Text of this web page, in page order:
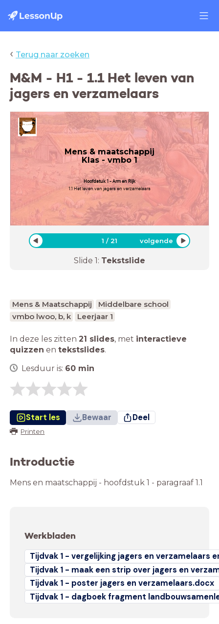
‹ Terug naar zoeken
M&M - H1 - 1.1 Het leven van
jagers en verzamelaars
Mens & maatschappij
Klas - vmbo 1
Hoofdstuk 1 - Arm en Rijk
1.1 Het leven van jagers en verzamelaars
1 /21 volgende
Slide 1: Tekstslide
Mens & Maatschappij
Middelbare school
vmbo lwoo, b, k
Leerjaar 1
In deze les zitten 21 slides, met interactieve
quizzen en tekstslides.
Lesduur is: 60 min
Start les Bewaar Deel
Printen
Introductie
Mens en maatschappij - hoofdstuk 1 - paragraaf 1.1
Werkbladen
Tijdvak 1 - vergelijking jagers en verzamelaars
Tijdvak 1 - maak een strip over jagers en
Tijdvak 1 - poster jagers en verzamelaars.docx
Tijdvak 1 - dagboek fragment